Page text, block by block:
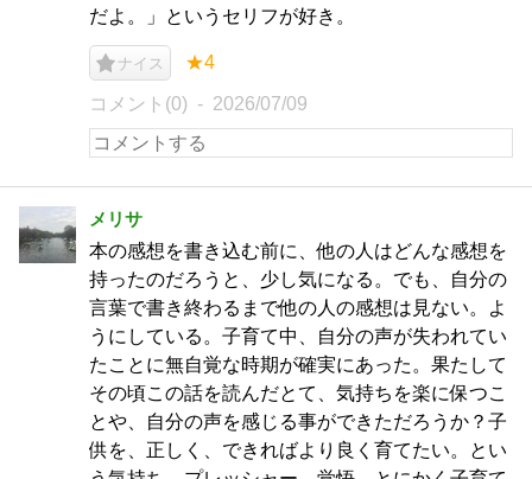
だよ。」というセリフが好き。
ナイス ★4
コメント(0) 2026/07/09
メリサ
本の感想を書き込む前に、他の人はどんな感想を
持ったのだろうと、少し気になる。でも、自分の
言葉で書き終わるまで他の人の感想は見ない。よ
うにしている。子育て中、自分の声が失われてい
たことに無自覚な時期が確実にあった。果たして
その頃この話を読んだとて、気持ちを楽に保つこ
とや、自分の声を感じる事ができただろうか？子
供を、正しく、できればより良く育てたい。とい